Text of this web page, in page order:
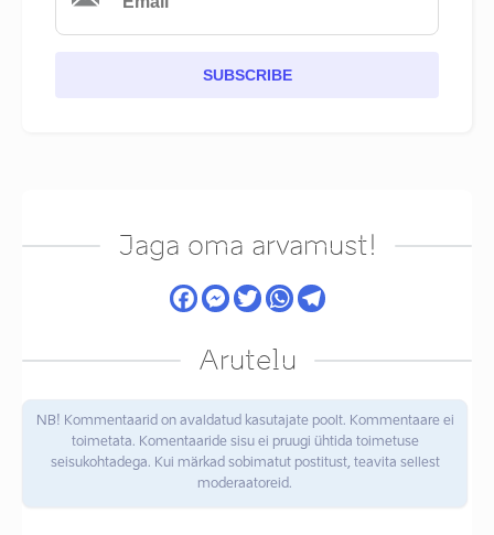
SUBSCRIBE
Jaga oma arvamust!
Arutelu
NB! Kommentaarid on avaldatud kasutajate poolt. Kommentaare ei
toimetata. Komentaaride sisu ei pruugi ühtida toimetuse
seisukohtadega. Kui märkad sobimatut postitust, teavita sellest
moderaatoreid.